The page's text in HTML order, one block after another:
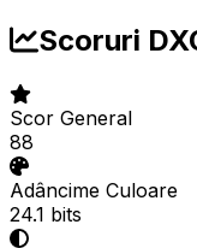
Scoruri
Scor General
88
Adâncime Culoare
24.1 bits